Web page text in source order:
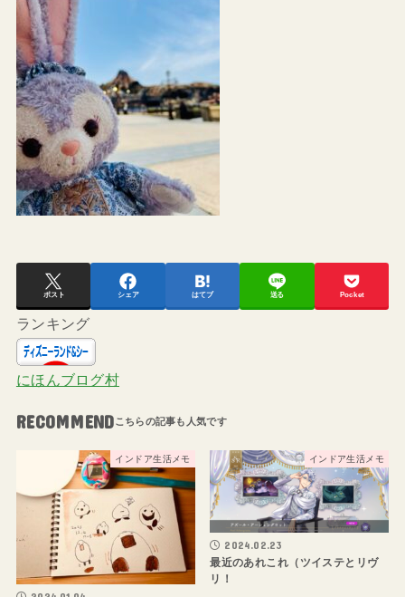
ポスト シェア はてブ 送る Pocket
ランキング
にほんブログ村
RECOMMEND
インドア生活メモ インドア生活メモ
2024.02.23
最近のあれこれ（ツイステとリヴ
リ！